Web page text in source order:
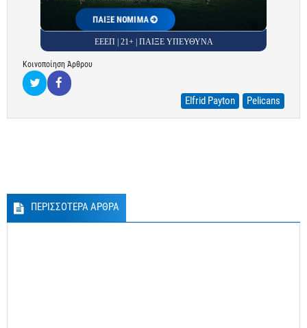
ΠΑΙΞΕ ΝΟΜΙΜΑ
ΕΕΕΠ | 21+ | ΠΑΙΞΕ ΥΠΕΥΘΥΝΑ
Κοινοποίηση Άρθρου
Elfrid Payton Pelicans
ΠΕΡΙΣΣΟΤΕΡΑ ΑΡΘΡΑ